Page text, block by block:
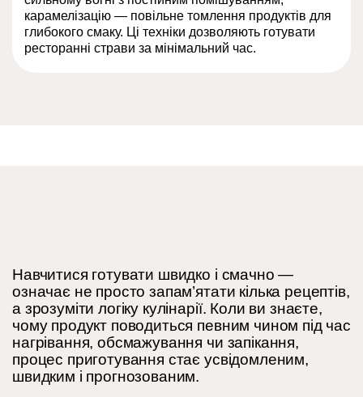
карамелізацію — повільне томлення продуктів для
глибокого смаку. Ці техніки дозволяють готувати
ресторанні страви за мінімальний час.
Навчитися готувати швидко і смачно —
означає не просто запам’ятати кілька рецептів,
а зрозуміти логіку кулінарії. Коли ви знаєте,
чому продукт поводиться певним чином під час
нагрівання, обсмажування чи запікання,
процес приготування стає усвідомленим,
швидким і прогнозованим.